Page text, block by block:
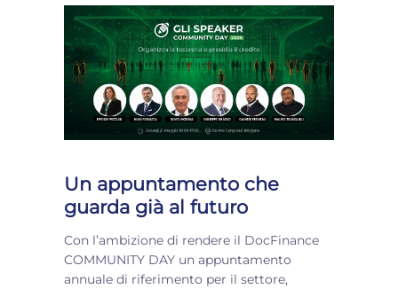
Un appuntamento che
guarda già al futuro
Con l’ambizione di rendere il DocFinance
COMMUNITY DAY un appuntamento
annuale di riferimento per il settore,